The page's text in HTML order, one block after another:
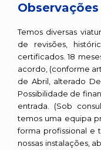
Observações
Temos diversas
de revisões,
certificados. 18
acordo, (conforme
de Abril, alterado
Possibilidade de
entrada. (Sob
temos uma equipa
forma profissional e
nossas instalações,